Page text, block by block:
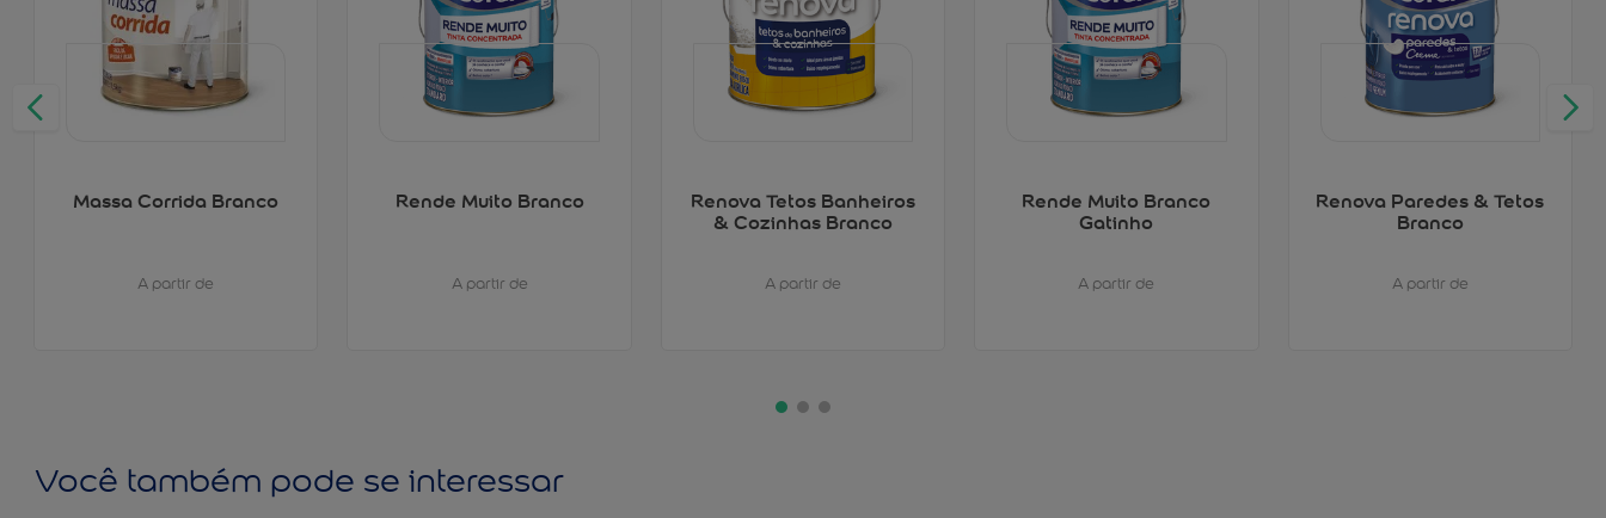
Massa Corrida Branco
A partir de
Rende Muito Branco
A partir de
Renova Tetos Banheiros
& Cozinhas Branco
A partir de
Rende Muito Branco
Gatinho
A partir de
Renova Paredes & Tetos
Branco
A partir de
Você também pode se interessar